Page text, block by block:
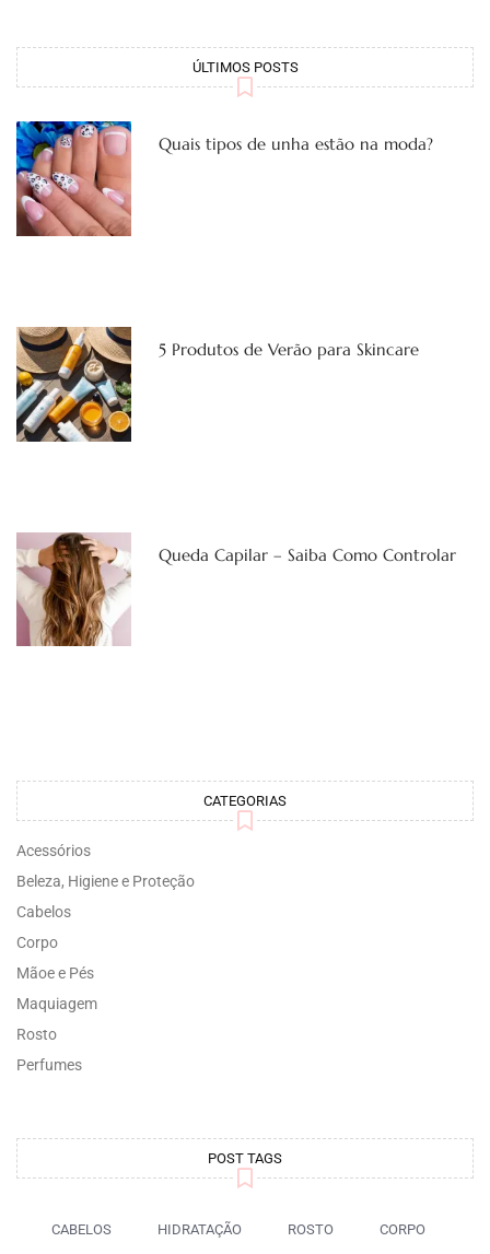
ÚLTIMOS POSTS
Quais tipos de unha estão na moda?
5 Produtos de Verão para Skincare
Queda Capilar – Saiba Como Controlar
CATEGORIAS
Acessórios
Beleza, Higiene e Proteção
Cabelos
Corpo
Mãoe e Pés
Maquiagem
Rosto
Perfumes
POST TAGS
CABELOS HIDRATAÇÃO ROSTO CORPO